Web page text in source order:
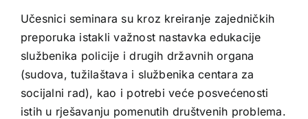
Učesnici seminara su kroz kreiranje zajedničkih
preporuka istakli važnost nastavka edukacije
službenika policije i drugih državnih organa
(sudova, tužilaštava i službenika centara za
socijalni rad), kao i potrebi veće posvećenosti
istih u rješavanju pomenutih društvenih problema.